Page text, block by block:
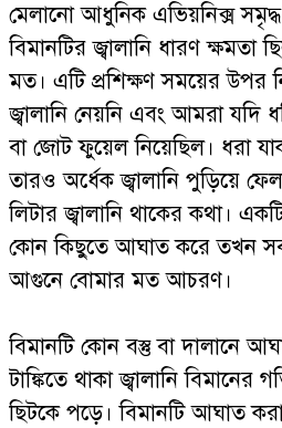
মেলানো আধুনিক এভিয়নিক্স
বিমানটির জ্বালানি ধারণ ক্ষমতা
মত। এটি প্রশিক্ষণ সময়ের উপর
জ্বালানি নেয়নি এবং আমরা যদি
বা জোট ফুয়েল নিয়েছিল। ধরা
তারও অর্ধেক জ্বালানি পুড়িয়ে
লিটার জ্বালানি থাকের কথা।
কোন কিছুতে আঘাত করে তখন
আগুনে বোমার মত আচরণ।
বিমানটি কোন বস্তু বা দালানে
টাঙ্কিতে থাকা জ্বালানি
ছিটকে পড়ে। বিমানটি আঘাত